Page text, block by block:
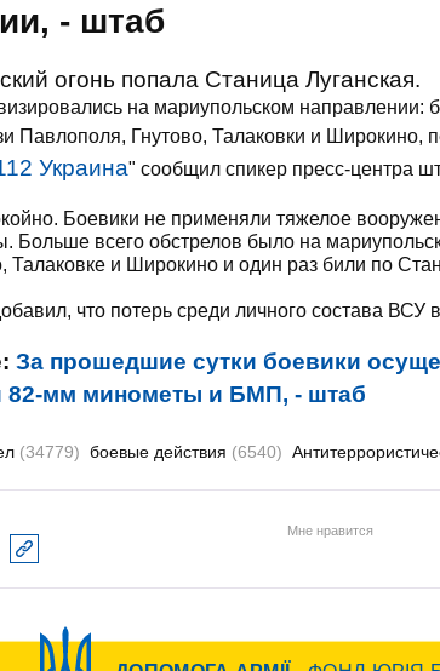
- штаб
огонь попала Станица Луганская.
на мариупольском
Павлополя, Гнутово, Талаковки и Широкино,
Украина" сообщил спикер пресс-центра
Боевики не применяли тяжелое
Больше всего обстрелов было на
Талаковке и Широкино и один раз били по
что потерь среди личного состава ВСУ
За прошедшие сутки боевики
82-мм минометы и БМП, - штаб
(34779) боевые действия (6540)
Мне нравится